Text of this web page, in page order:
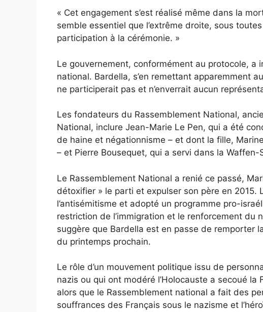
« Cet engagement s’est réalisé même dans la
semble essentiel que l’extrême droite, sous
participation à la cérémonie. »
Le gouvernement, conformément au protocole, a
national. Bardella, s’en remettant apparemment
ne participerait pas et n’enverrait aucun
Les fondateurs du Rassemblement National,
National, inclure Jean-Marie Le Pen, qui a été
de haine et négationnisme – et dont la fille,
– et Pierre Bousequet, qui a servi dans la Waffen-
Le Rassemblement National a renié ce passé,
détoxifier » le parti et expulser son père en 2015.
l’antisémitisme et adopté un programme pro-
restriction de l’immigration et le renforcement du
suggère que Bardella est en passe de remporter
du printemps prochain.
Le rôle d’un mouvement politique issu de
nazis ou qui ont modéré l’Holocauste a secoué
alors que le Rassemblement national a fait des
souffrances des Français sous le nazisme et